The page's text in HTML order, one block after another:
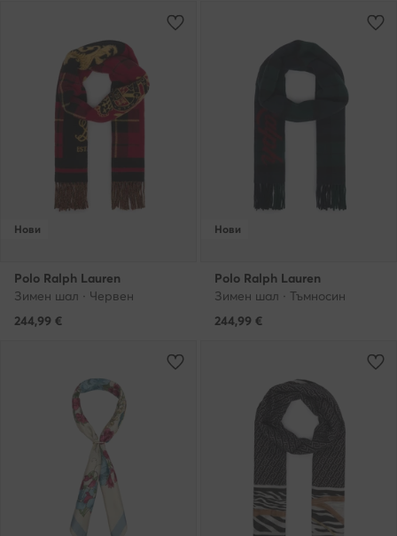
Нови
Polo Ralph Lauren
Зимен шал · Червен
244,99 €
Нови
Polo Ralph Lauren
Зимен шал · Тъмносин
244,99 €